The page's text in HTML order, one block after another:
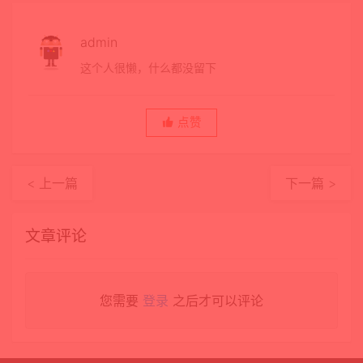
admin
这个人很懒，什么都没留下
点赞
< 上一篇 下一篇 >
文章评论
您需要 登录 之后才可以评论